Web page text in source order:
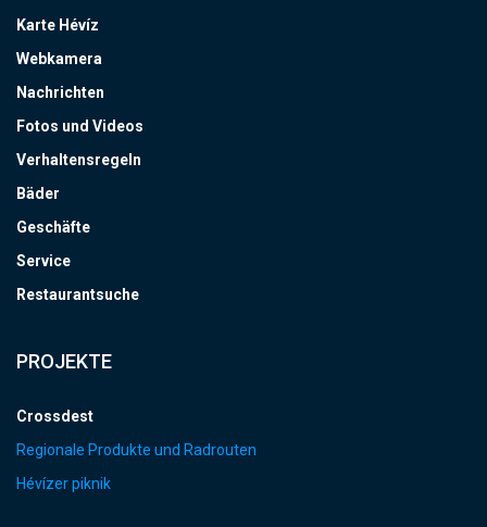
Karte Hévíz
Webkamera
Nachrichten
Fotos und Videos
Verhaltensregeln
Bäder
Geschäfte
Service
Restaurantsuche
PROJEKTE
Crossdest
Regionale Produkte und Radrouten
Hévízer piknik